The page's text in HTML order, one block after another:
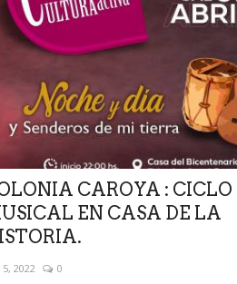
CAROYA : CICLO
EN CASA DE LA
2022 0